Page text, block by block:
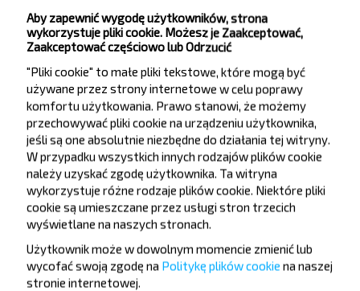
Zapisz się
FAQ
Jak zarezerwować bilety?
Czy na stronie Rechytsa-Krasnaya
Dubrova obowiązują jakieś
Aby zapewnić wygodę użytkowników, strona
wykorzystuje pliki cookie. Możesz je Zaakceptować,
Zaakceptować częściowo lub Odrzucić
"Pliki cookie" to małe pliki tekstowe, które mogą być
używane przez strony internetowe w celu poprawy
komfortu użytkowania. Prawo stanowi, że możemy
przechowywać pliki cookie na urządzeniu użytkownika,
jeśli są one absolutnie niezbędne do działania tej witryny.
W przypadku wszystkich innych rodzajów plików cookie
należy uzyskać zgodę użytkownika. Ta witryna
wykorzystuje różne rodzaje plików cookie. Niektóre pliki
cookie są umieszczane przez usługi stron trzecich
wyświetlane na naszych stronach.
Użytkownik może w dowolnym momencie zmienić lub
wycofać swoją zgodę na Politykę plików cookie na naszej
stronie internetowej.